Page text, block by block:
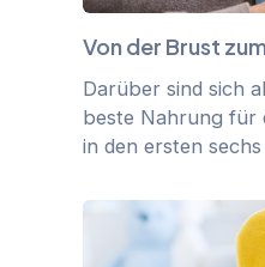
Von der Brust
Darüber sind sich
beste Nahrung für
in den ersten